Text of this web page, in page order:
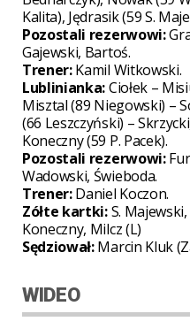
Kalita), Jędrasik (59 S.
Pozostali rezerwowi:
Gajewski, Bartoś.
Trener:Kamil Witkowski.
Lublinianka:Ciołek –
Misztal (89 Niegowski) –
(66 Leszczyński) –
Koneczny (59 P. Pacek).
Pozostali rezerwowi:
Wadowski, Świeboda.
Trener:Daniel Koczon.
Zółte kartki:S.
Koneczny, Milcz (L)
Sędziował:Marcin Kluk
WIDEO